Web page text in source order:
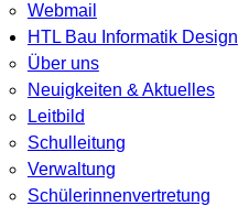
Webmail
HTL Bau Informatik Design
Über uns
Neuigkeiten & Aktuelles
Leitbild
Schulleitung
Verwaltung
Schülerinnenvertretung